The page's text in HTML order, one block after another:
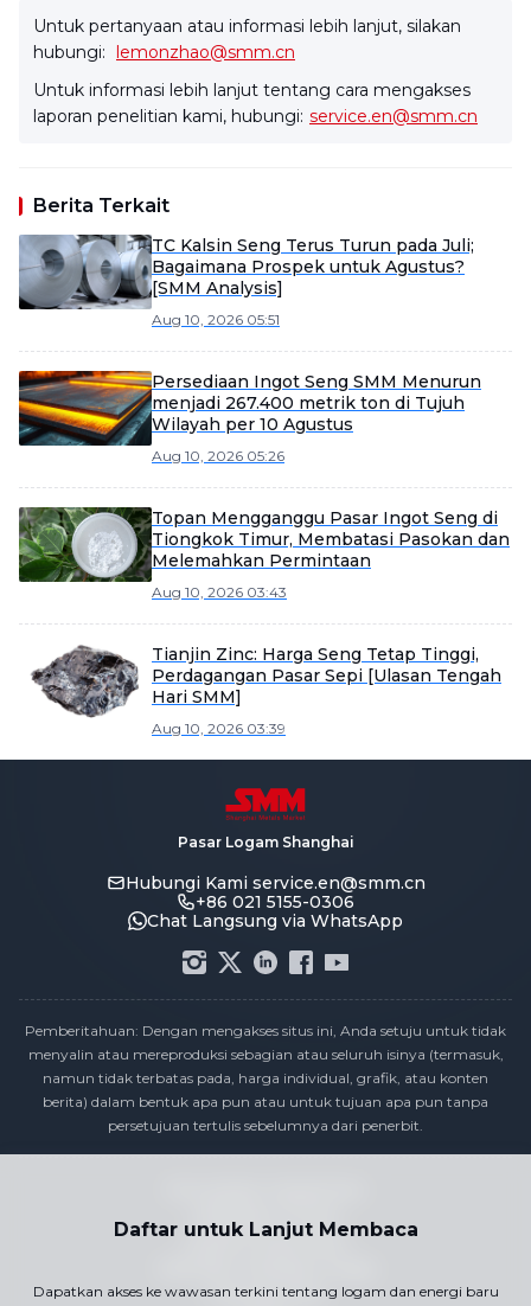
Untuk pertanyaan atau informasi lebih lanjut, silakan
hubungi: lemonzhao@smm.cn
Untuk informasi lebih lanjut tentang cara mengakses
laporan penelitian kami, hubungi: service.en@smm.cn
Berita Terkait
TC Kalsin Seng Terus Turun pada Juli;
Bagaimana Prospek untuk Agustus?
[SMM Analysis]
Aug 10, 2026 05:51
Persediaan Ingot Seng SMM Menurun
menjadi 267.400 metrik ton di Tujuh
Wilayah per 10 Agustus
Aug 10, 2026 05:26
Topan Mengganggu Pasar Ingot Seng di
Tiongkok Timur, Membatasi Pasokan dan
Melemahkan Permintaan
Aug 10, 2026 03:43
Tianjin Zinc: Harga Seng Tetap Tinggi,
Perdagangan Pasar Sepi [Ulasan Tengah
Hari SMM]
Aug 10, 2026 03:39
Daftar untuk Lanjut Membaca
Dapatkan akses ke wawasan terkini tentang logam dan energi baru
Pasar Logam Shanghai
Hubungi Kami service.en@smm.cn
+86 021 5155-0306
Chat Langsung via WhatsApp
Pemberitahuan: Dengan mengakses situs ini, Anda setuju untuk tidak
menyalin atau mereproduksi sebagian atau seluruh isinya (termasuk,
namun tidak terbatas pada, harga individual, grafik, atau konten
berita) dalam bentuk apa pun atau untuk tujuan apa pun tanpa
persetujuan tertulis sebelumnya dari penerbit.
Kebijakan Privasi
Syarat & Ketentuan
Hubungi Kami